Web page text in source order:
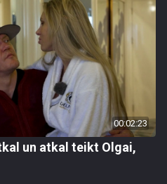
00:02:23
un atkal teikt Olgai,